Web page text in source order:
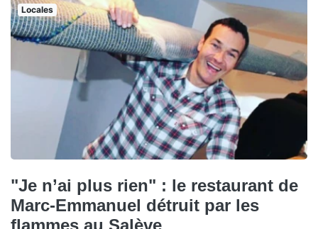
Locales
"Je n’ai plus rien" : le restaurant de
Marc-Emmanuel détruit par les